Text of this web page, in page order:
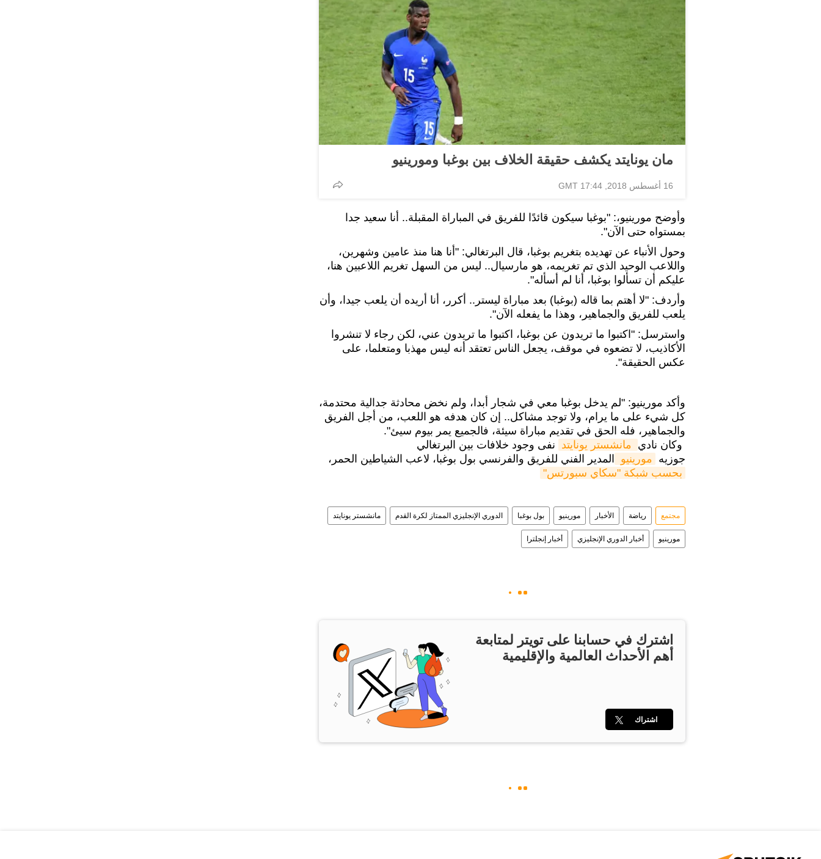
مان يونايتد يكشف حقيقة الخلاف بين بوغبا ومورينيو
16 أغسطس 2018, 17:44 GMT
وأوضح مورينيو،: "بوغبا سيكون قائدًا للفريق في المباراة المقبلة.. أنا سعيد جدا
بمستواه حتى الآن".
وحول الأنباء عن تهديده بتغريم بوغبا، قال البرتغالي: "أنا هنا منذ عامين وشهرين،
واللاعب الوحيد الذي تم تغريمه، هو مارسيال.. ليس من السهل تغريم اللاعبين هنا،
عليكم أن تسألوا بوغبا، أنا لم أسأله".
وأردف: "لا أهتم بما قاله (بوغبا) بعد مباراة ليستر.. أكرر، أنا أريده أن يلعب جيدا، وأن
يلعب للفريق والجماهير، وهذا ما يفعله الآن".
واسترسل: "اكتبوا ما تريدون عن بوغبا، اكتبوا ما تريدون عني، لكن رجاء لا تنشروا
الأكاذيب، لا تضعوه في موقف، يجعل الناس تعتقد أنه ليس مهذبا ومتعلما، على
عكس الحقيقة".
وأكد مورينيو: "لم يدخل بوغبا معي في شجار أبدا، ولم نخض محادثة جدالية محتدمة،
كل شيء على ما يرام، ولا توجد مشاكل.. إن كان هدفه هو اللعب، من أجل الفريق
والجماهير، فله الحق في تقديم مباراة سيئة، فالجميع يمر بيوم سيئ".
وكان نادي مانشستر يونايتد نفى وجود خلافات بين البرتغالي
جوزيه مورينيو
المدير الفني للفريق والفرنسي بول بوغبا، لاعب الشياطين الحمر،
بحسب شبكة "سكاي سبورتس"
مجتمع رياضة الأخبار مورينيو بول بوغبا الدوري الإنجليزي الممتاز لكرة القدم مانشستر يونايتد
مورينيو أخبار الدوري الإنجليزي أخبار إنجلترا
اشترك في حسابنا على تويتر لمتابعة
أهم الأحداث العالمية والإقليمية
اشتراك